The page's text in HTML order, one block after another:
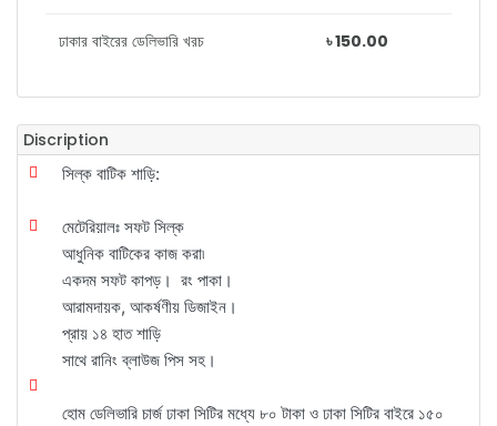
ঢাকার বাইরের ডেলিভারি খরচ ৳ 150.00
Discription
সিল্ক বাটিক শাড়ি:
মেটেরিয়ালঃ সফট সিল্ক
আধুনিক বাটিকের কাজ করা৷
একদম সফট কাপড়। রং পাকা।
আরামদায়ক, আকর্ষণীয় ডিজাইন।
প্রায় ১৪ হাত শাড়ি
সাথে রানিং ব্লাউজ পিস সহ।
হোম ডেলিভারি চার্জ ঢাকা সিটির মধ্যে ৮০ টাকা ও ঢাকা সিটির বাইরে ১৫০